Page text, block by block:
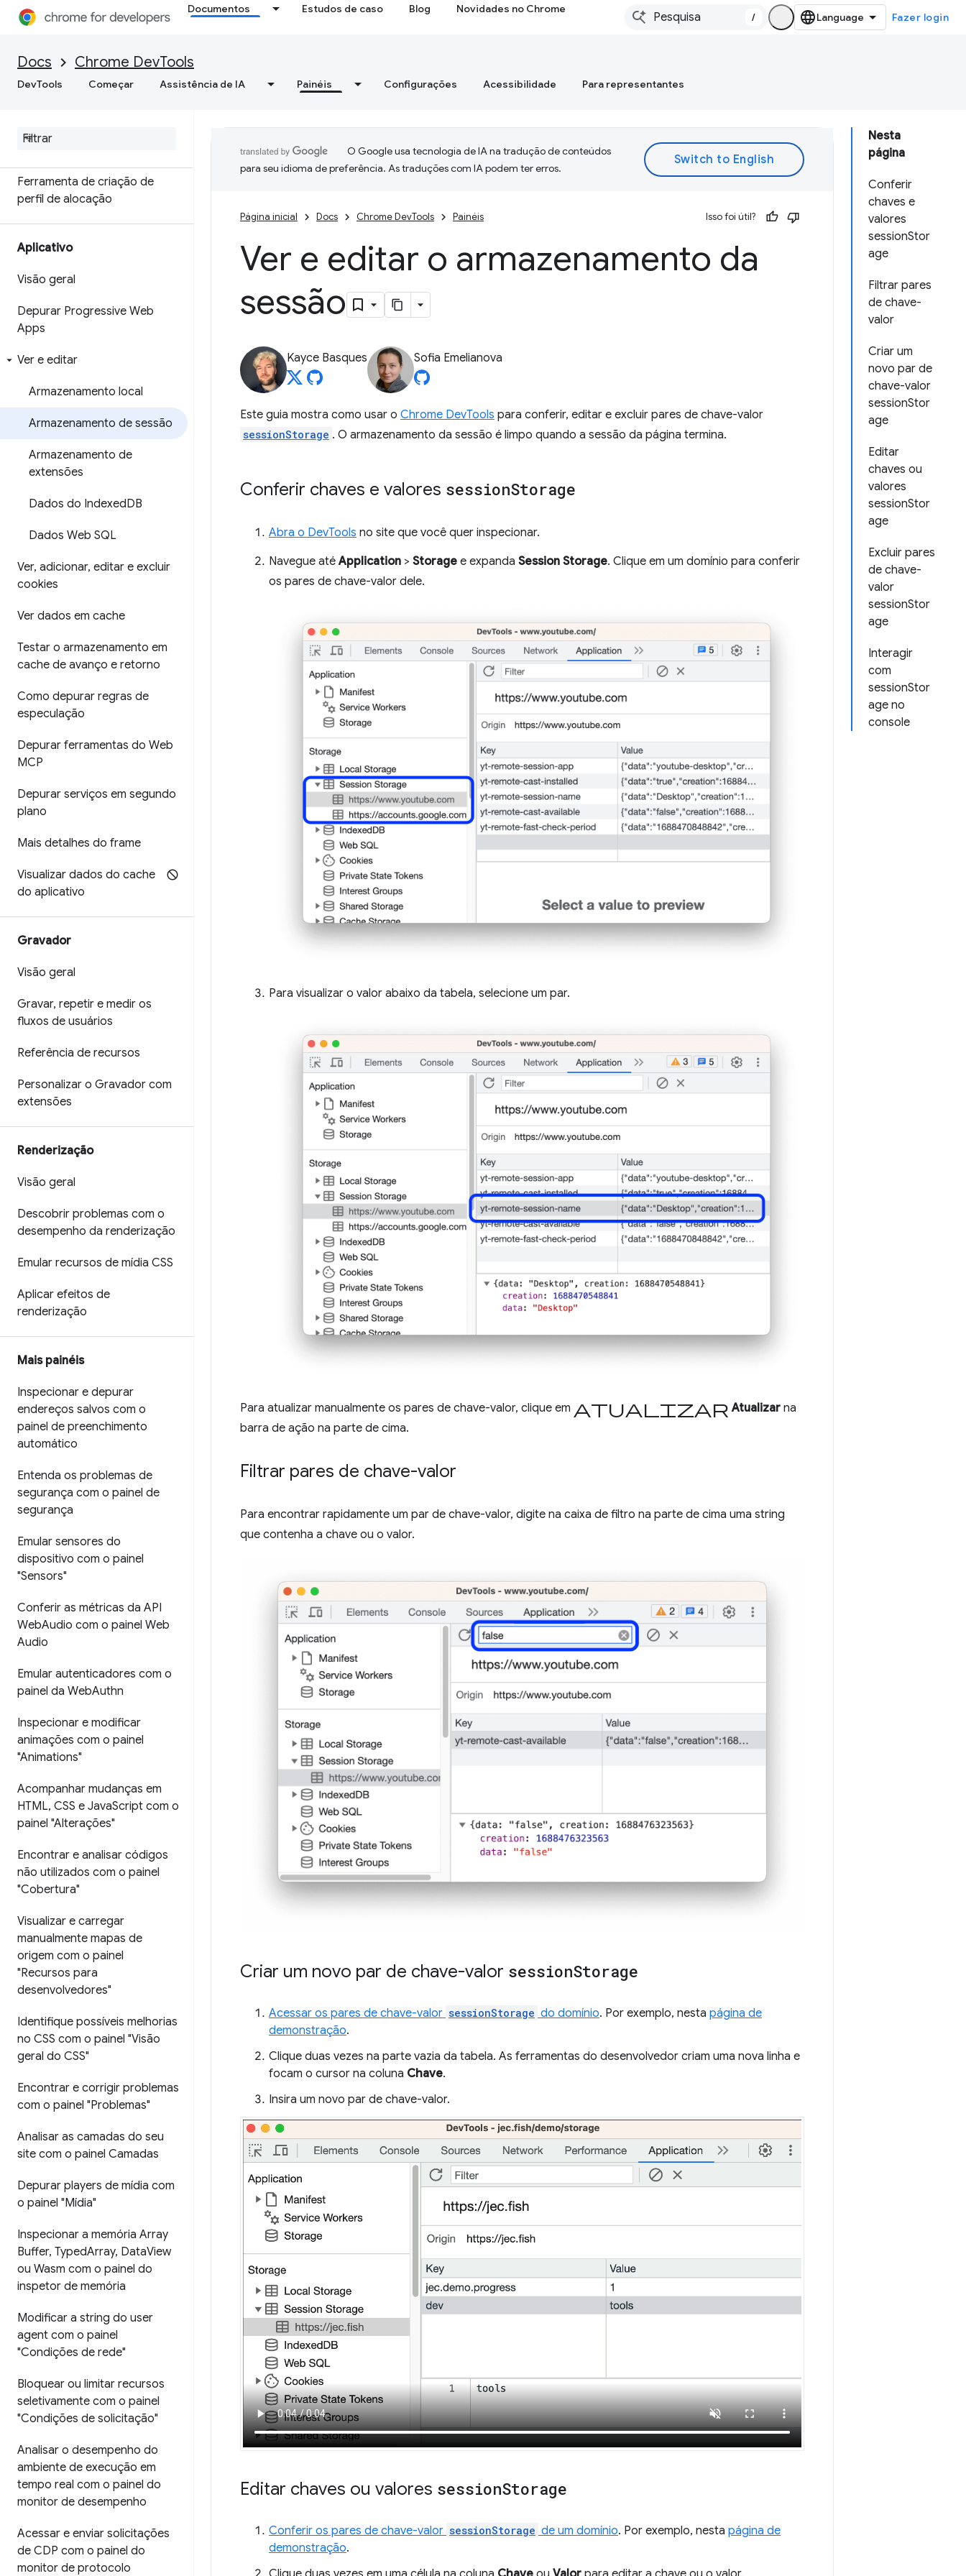
Documentos Estudos de caso Blog Novidades no Chrome
/ Fazer login
Docs Chrome DevTools
DevTools Começar Assistência de IA Painéis Configurações Acessibilidade Para representantes
Memória
Terminologia de memória
Ferramenta de criação de
perfil de alocação
Aplicativo
Visão geral
Depurar Progressive Web
Apps
Ver e editar
Armazenamento local
Armazenamento de sessão
Armazenamento de
extensões
Dados do IndexedDB
Dados Web SQL
Ver, adicionar, editar e excluir
cookies
Ver dados em cache
Testar o armazenamento em
cache de avanço e retorno
Como depurar regras de
especulação
Depurar ferramentas do Web
MCP
Depurar serviços em segundo
plano
Mais detalhes do frame
Visualizar dados do cache
do aplicativo
Gravador
Visão geral
Gravar, repetir e medir os
fluxos de usuários
Referência de recursos
Personalizar o Gravador com
extensões
Renderização
Visão geral
Descobrir problemas com o
desempenho da renderização
Emular recursos de mídia CSS
Aplicar efeitos de
renderização
Mais painéis
Inspecionar e depurar
endereços salvos com o
painel de preenchimento
automático
Entenda os problemas de
segurança com o painel de
segurança
Emular sensores do
dispositivo com o painel
"Sensors"
Conferir as métricas da API
WebAudio com o painel Web
Audio
Emular autenticadores com o
painel da WebAuthn
Inspecionar e modificar
animações com o painel
"Animations"
Acompanhar mudanças em
HTML, CSS e JavaScript com o
painel "Alterações"
Encontrar e analisar códigos
não utilizados com o painel
"Cobertura"
Visualizar e carregar
manualmente mapas de
origem com o painel
"Recursos para
desenvolvedores"
Identifique possíveis melhorias
no CSS com o painel "Visão
geral do CSS"
Encontrar e corrigir problemas
com o painel "Problemas"
Analisar as camadas do seu
site com o painel Camadas
Depurar players de mídia com
o painel "Mídia"
Inspecionar a memória Array
Buffer, TypedArray, DataView
ou Wasm com o painel do
inspetor de memória
Modificar a string do user
agent com o painel
"Condições de rede"
Bloquear ou limitar recursos
seletivamente com o painel
"Condições de solicitação"
Analisar o desempenho do
ambiente de execução em
tempo real com o painel do
monitor de desempenho
Acessar e enviar solicitações
de CDP com o painel do
monitor de protocolo
Nesta
página
Conferir
chaves e
valores
sessionStor
age
Filtrar pares
de chave-
valor
Criar um
novo par de
chave-valor
sessionStor
age
Editar
chaves ou
valores
sessionStor
age
Excluir pares
de chave-
valor
sessionStor
age
Interagir
com
sessionStor
age no
console
O Google usa tecnologia de IA na tradução de conteúdos
para seu idioma de preferência. As traduções com IA podem ter erros.
Página inicial Docs Chrome DevTools Painéis Isso foi útil?
Ver e editar o armazenamento da
sessão
Kayce Basques Sofia Emelianova
Este guia mostra como usar o Chrome DevTools para conferir, editar e excluir pares de chave-valor
sessionStorage . O armazenamento da sessão é limpo quando a sessão da página termina.
Conferir chaves e valores sessionStorage
Abra o DevTools no site que você quer inspecionar.
Navegue atéApplication > Storage e expanda Session Storage. Clique em um domínio para conferir
os pares de chave-valor dele.
Para visualizar o valor abaixo da tabela, selecione um par.
Para atualizar manualmente os pares de chave-valor, clique em Atualizar Atualizar na
barra de ação na parte de cima.
Filtrar pares de chave-valor
Para encontrar rapidamente um par de chave-valor, digite na caixa de filtro na parte de cima uma string
que contenha a chave ou o valor.
Criar um novo par de chave-valor sessionStorage
Acessar os pares de chave-valor sessionStorage do domínio. Por exemplo, nesta página de
demonstração.
Clique duas vezes na parte vazia da tabela. As ferramentas do desenvolvedor criam uma nova linha e
focam o cursor na coluna Chave.
Insira um novo par de chave-valor.
Editar chaves ou valores sessionStorage
Conferir os pares de chave-valor sessionStorage de um domínio. Por exemplo, nesta página de
demonstração.